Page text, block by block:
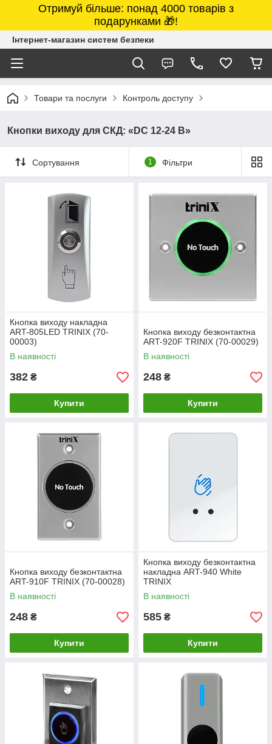
Отримуй більше: понад 4000 товарів з
подарунками 🎁!
Інтернет-магазин систем безпеки
Товари та послуги Контроль доступу
Кнопки виходу для СКД: «DC 12-24 В»
Сортування 1 Фільтри
Кнопка виходу накладна
ART-805LED TRINIX (70-
00003)
В наявності
382 ₴
Купити
Кнопка виходу безконтактна
ART-920F TRINIX (70-00029)
В наявності
248 ₴
Купити
Кнопка виходу безконтактна
ART-910F TRINIX (70-00028)
В наявності
248 ₴
Купити
Кнопка виходу безконтактна
накладна ART-940 White
TRINIX
В наявності
585 ₴
Купити